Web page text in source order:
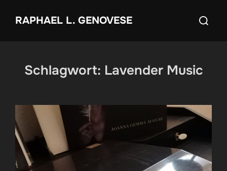
InhaltRAPHAEL L. GENOVESE
Suchen
Schlagwort: Lavender Music